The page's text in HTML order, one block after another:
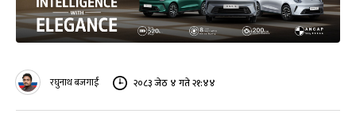
रघुनाथ बजगाईं २०८३ जेठ ४ गते २१:४४